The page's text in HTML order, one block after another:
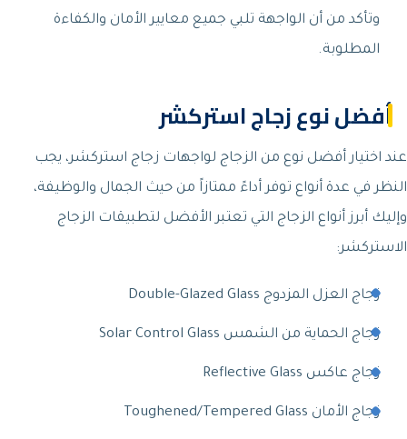
وتأكد من أن الواجهة تلبي جميع معايير الأمان والكفاءة
المطلوبة.
أفضل نوع زجاج استركشر
عند اختيار أفضل نوع من الزجاج لواجهات زجاج استركشر، يجب
النظر في عدة أنواع توفر أداءً ممتازاً من حيث الجمال والوظيفة،
وإليك أبرز أنواع الزجاج التي تعتبر الأفضل لتطبيقات الزجاج
الاستركشر:
زجاج العزل المزدوج Double-Glazed Glass
زجاج الحماية من الشمس Solar Control Glass
زجاج عاكس Reflective Glass
زجاج الأمان Toughened/Tempered Glass